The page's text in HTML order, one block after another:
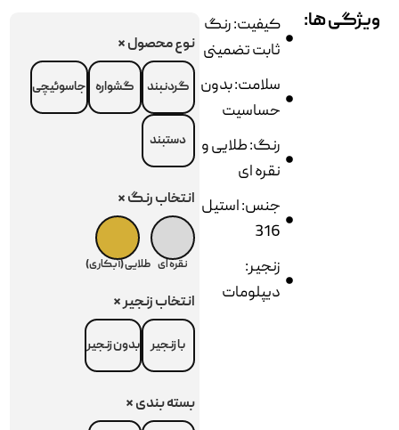
ویژگی ها:
کیفیت: رنگ
ثابت تضمینی
سلامت: بدون
حساسیت
رنگ: طلایی و
نقره ای
جنس: استیل
316
زنجیر:
دیپلومات
نوع محصول*
گردنبند گشواره جاسوئیچی
دستبند
انتخاب رنگ*
نقره ای طلایی (آبکاری)
انتخاب زنجیر*
با زنجیر بدون زنجیر
بسته بندی*